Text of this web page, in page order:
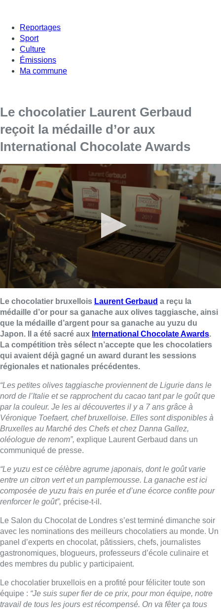
Reportages
Sport
Culture
Émissions
Ma commune
Le chocolatier Laurent Gerbaud
reçoit la médaille d’or aux
International Chocolate Awards
Le chocolatier bruxellois Laurent Gerbaud a reçu la
médaille d’or pour sa ganache aux olives taggiasche, ainsi
que la médaille d’argent pour sa ganache au yuzu du
Japon. Il a été sacré aux International Chocolate Awards.
La compétition très sélect n’accepte que les chocolatiers
qui avaient déjà gagné un award durant les sessions
régionales et nationales précédentes.
“Les petites olives taggiasche proviennent de Ligurie dans le
nord de l’Italie et se rapprochent du cacao tant par le goût que
par la couleur. Je les ai découvertes il y a 7 ans grâce à
Véronique Toefaert, chef bruxelloise. Elles sont disponibles à
Bruxelles au Marché des Chefs et chez Danna Gallez,
oléologue de renom”, explique Laurent Gerbaud dans un
communiqué de presse.
“Le yuzu est ce célèbre agrume japonais, dont le goût varie
entre un citron vert et un pamplemousse. La ganache est ici
composée de yuzu frais en purée et d’une écorce confite pour
renforcer le goût”, précise-t-il.
Le Salon du Chocolat de Londres s’est terminé dimanche soir
avec les nominations des meilleurs chocolatiers au monde. Un
panel d’experts en chocolat, pâtissiers, chefs, journalistes
gastronomiques, blogueurs, professeurs d’école culinaire et
des membres du public y participaient.
Le chocolatier bruxellois en a profité pour féliciter toute son
équipe : “Je suis super fier de ce prix, pour mon équipe, notre
travail de tous les jours est récompensé. On va fêter ça tous